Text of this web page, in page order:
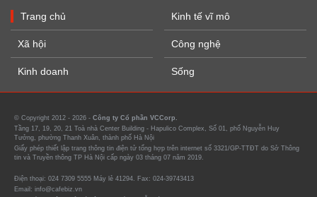
Trang chủ
Xã hội
Kinh doanh
Kinh tế vĩ mô
Công nghệ
Sống
© Copyright 2012 - 2026 - Công ty Cổ phần VCCorp.
Tầng 17, 19, 20, 21 Toà nhà Center Building - Hapulico Complex, Số 01, phố Nguyễn Huy
Tưởng, phường Thanh Xuân, thành phố Hà Nội
Giấy phép thiết lập trang thông tin điện tử tổng hợp trên internet số 3321/GP-TTĐT do Sở Thông
tin và Truyền thông TP Hà Nội cấp ngày 03 tháng 07 năm 2019.
Điện thoại: 024 7309 5555 Máy lẻ 41294. Fax: 024-39743413
Email: info@cafebiz.vn